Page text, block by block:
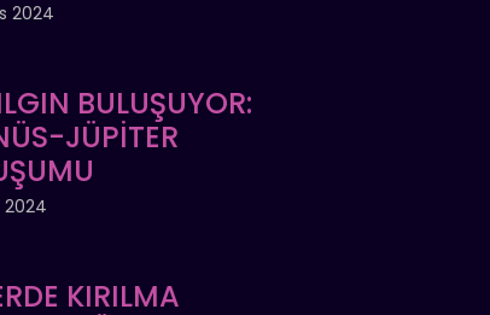
2024
BULUŞUYOR:
JÜPİTER
2024
KIRILMA